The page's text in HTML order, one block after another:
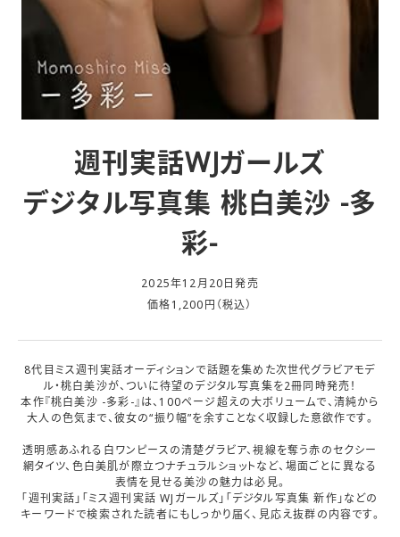
週刊実話WJガールズ
デジタル写真集 桃白美沙 -多
彩-
2025年12月20日発売
価格1,200円（税込）
8代目ミス週刊実話オーディションで話題を集めた次世代グラビアモデ
ル・桃白美沙が、ついに待望のデジタル写真集を2冊同時発売！
本作『桃白美沙 -多彩-』は、100ページ超えの大ボリュームで、清純から
大人の色気まで、彼女の“振り幅”を余すことなく収録した意欲作です。
透明感あふれる白ワンピースの清楚グラビア、視線を奪う赤のセクシー
網タイツ、色白美肌が際立つナチュラルショットなど、場面ごとに異なる
表情を見せる美沙の魅力は必見。
「週刊実話」「ミス週刊実話 WJガールズ」「デジタル写真集 新作」などの
キーワードで検索された読者にもしっかり届く、見応え抜群の内容です。